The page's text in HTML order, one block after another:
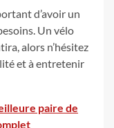
d’avoir un
Un vélo
alors n’hésitez
et à entretenir
paire de